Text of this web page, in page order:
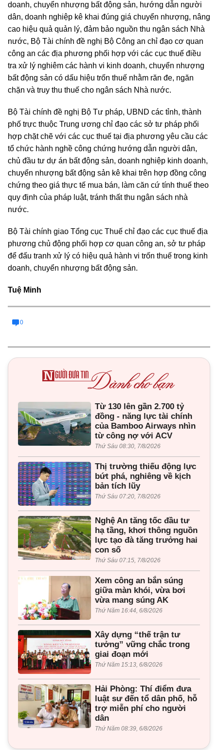
doanh, chuyển nhượng bất động sản, hướng dẫn người
dân, doanh nghiệp kê khai đúng giá chuyển nhượng, nâng
cao hiệu quả quản lý, đảm bảo nguồn thu ngân sách Nhà
nước, Bộ Tài chính đề nghị Bộ Công an chỉ đạo cơ quan
công an các địa phương phối hợp với các cục thuế điều
tra xử lý nghiêm các hành vi kinh doanh, chuyển nhượng
bất động sản có dấu hiệu trốn thuế nhằm răn đe, ngăn
chặn và truy thu thuế cho ngân sách Nhà nước.
Bộ Tài chính đề nghị Bộ Tư pháp, UBND các tỉnh, thành
phố trực thuộc Trung ương chỉ đạo các sở tư pháp phối
hợp chặt chẽ với các cục thuế tại địa phương yêu cầu các
tổ chức hành nghề công chứng hướng dẫn người dân,
chủ đầu tư dự án bất động sản, doanh nghiệp kinh doanh,
chuyển nhượng bất động sản kê khai trên hợp đồng công
chứng theo giá thực tế mua bán, làm căn cứ tính thuế theo
quy định của pháp luật, tránh thất thu ngân sách nhà
nước.
Bộ Tài chính giao Tổng cục Thuế chỉ đạo các cục thuế địa
phương chủ động phối hợp cơ quan công an, sở tư pháp
để đấu tranh xử lý có hiệu quả hành vi trốn thuế trong kinh
doanh, chuyển nhượng bất động sản.
Tuệ Minh
0
Từ 130 lên gần 2.700 tỷ
đồng - năng lực tài chính
của Bamboo Airways nhìn
từ công nợ với ACV
Thứ Sáu 08:30, 7/8/2026
Thị trường thiếu động lực
bứt phá, nghiêng về kịch
bản tích lũy
Thứ Sáu 07:20, 7/8/2026
Nghệ An tăng tốc đầu tư
hạ tầng, khơi thông nguồn
lực tạo đà tăng trưởng hai
con số
Thứ Sáu 07:15, 7/8/2026
Xem công an bắn súng
giữa màn khói, vừa bơi
vừa mang súng AK
Thứ Năm 16:44, 6/8/2026
Xây dựng “thế trận tư
tưởng” vững chắc trong
giai đoạn mới
Thứ Năm 15:13, 6/8/2026
Hải Phòng: Thí điểm đưa
luật sư đến tổ dân phố, hỗ
trợ miễn phí cho người
dân
Thứ Năm 08:39, 6/8/2026